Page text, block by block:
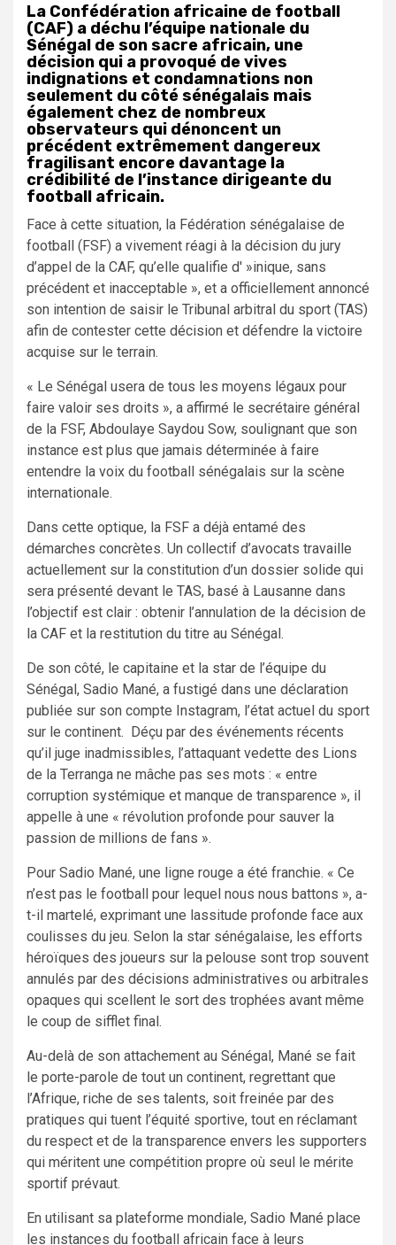
La Confédération africaine de football
(CAF) a déchu l’équipe nationale du
Sénégal de son sacre africain, une
décision qui a provoqué de vives
indignations et condamnations non
seulement du côté sénégalais mais
également chez de nombreux
observateurs qui dénoncent un
précédent extrêmement dangereux
fragilisant encore davantage la
crédibilité de l’instance dirigeante du
football africain.
Face à cette situation, la Fédération sénégalaise de
football (FSF) a vivement réagi à la décision du jury
d’appel de la CAF, qu’elle qualifie d' »inique, sans
précédent et inacceptable », et a officiellement annoncé
son intention de saisir le Tribunal arbitral du sport (TAS)
afin de contester cette décision et défendre la victoire
acquise sur le terrain.
« Le Sénégal usera de tous les moyens légaux pour
faire valoir ses droits », a affirmé le secrétaire général
de la FSF, Abdoulaye Saydou Sow, soulignant que son
instance est plus que jamais déterminée à faire
entendre la voix du football sénégalais sur la scène
internationale.
Dans cette optique, la FSF a déjà entamé des
démarches concrètes. Un collectif d’avocats travaille
actuellement sur la constitution d’un dossier solide qui
sera présenté devant le TAS, basé à Lausanne dans
l’objectif est clair : obtenir l’annulation de la décision de
la CAF et la restitution du titre au Sénégal.
De son côté, le capitaine et la star de l’équipe du
Sénégal, Sadio Mané, a fustigé dans une déclaration
publiée sur son compte Instagram, l’état actuel du sport
sur le continent. Déçu par des événements récents
qu’il juge inadmissibles, l’attaquant vedette des Lions
de la Terranga ne mâche pas ses mots : « entre
corruption systémique et manque de transparence », il
appelle à une « révolution profonde pour sauver la
passion de millions de fans ».
Pour Sadio Mané, une ligne rouge a été franchie. « Ce
n’est pas le football pour lequel nous nous battons », a-
t-il martelé, exprimant une lassitude profonde face aux
coulisses du jeu. Selon la star sénégalaise, les efforts
héroïques des joueurs sur la pelouse sont trop souvent
annulés par des décisions administratives ou arbitrales
opaques qui scellent le sort des trophées avant même
le coup de sifflet final.
Au-delà de son attachement au Sénégal, Mané se fait
le porte-parole de tout un continent, regrettant que
l’Afrique, riche de ses talents, soit freinée par des
pratiques qui tuent l’équité sportive, tout en réclamant
du respect et de la transparence envers les supporters
qui méritent une compétition propre où seul le mérite
sportif prévaut.
En utilisant sa plateforme mondiale, Sadio Mané place
les instances du football africain face à leurs